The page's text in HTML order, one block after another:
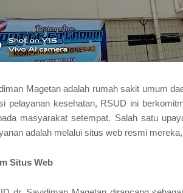
Magetan adalah rumah sakit umum
pelayanan kesehatan, RSUD ini
masyarakat setempat. Salah satu
adalah melalui situs web resmi
Situs Web